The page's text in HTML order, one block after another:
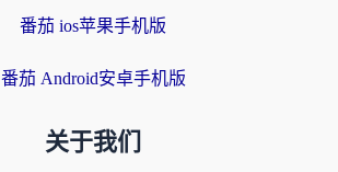
番茄 ios苹果手机版
番茄 Android安卓手机版
关于我们